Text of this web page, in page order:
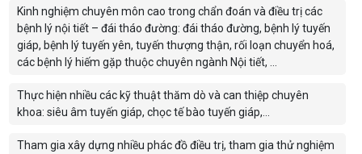
Kinh nghiệm chuyên môn cao trong chẩn đoán và điều trị các
bệnh lý nội tiết – đái tháo đường: đái tháo đường, bệnh lý tuyến
giáp, bệnh lý tuyến yên, tuyến thượng thận, rối loạn chuyển hoá,
các bệnh lý hiếm gặp thuộc chuyên ngành Nội tiết, …
Thực hiện nhiều các kỹ thuật thăm dò và can thiệp chuyên
khoa: siêu âm tuyến giáp, chọc tế bào tuyến giáp,...
Tham gia xây dựng nhiều phác đồ điều trị, tham gia thử nghiệm